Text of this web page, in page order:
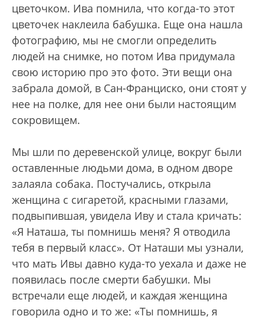
цветочком. Ива помнила, что когда-то этот
цветочек наклеила бабушка. Еще она нашла
фотографию, мы не смогли определить
людей на снимке, но потом Ива придумала
свою историю про это фото. Эти вещи она
забрала домой, в Сан-Франциско, они стоят у
нее на полке, для нее они были настоящим
сокровищем.
Мы шли по деревенской улице, вокруг были
оставленные людьми дома, в одном дворе
залаяла собака. Постучались, открыла
женщина с сигаретой, красными глазами,
подвыпившая, увидела Иву и стала кричать:
«Я Наташа, ты помнишь меня? Я отводила
тебя в первый класс». От Наташи мы узнали,
что мать Ивы давно куда-то уехала и даже не
появилась после смерти бабушки. Мы
встречали еще людей, и каждая женщина
говорила одно и то же: «Ты помнишь, я